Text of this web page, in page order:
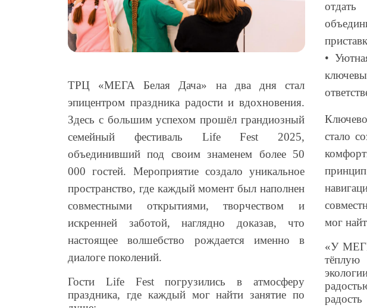
ТРЦ «МЕГА Белая Дача» на два дня стал
эпицентром праздника радости и вдохновения.
Здесь с большим успехом прошёл грандиозный
семейный фестиваль Life Fest 2025,
объединивший под своим знаменем более 50
000 гостей. Мероприятие создало уникальное
пространство, где каждый момент был наполнен
совместными открытиями, творчеством и
искренней заботой, наглядно доказав, что
настоящее волшебство рождается именно в
диалоге поколений.
Гости Life Fest погрузились в атмосферу
праздника, где каждый мог найти занятие по
отдать
•
стало
мог
«У
тёплую